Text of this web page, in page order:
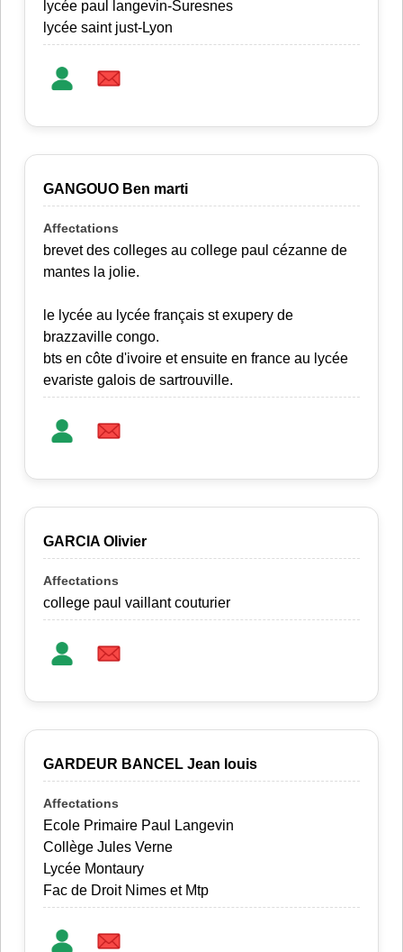
lycée paul langevin-Suresnes
lycée saint just-Lyon
GANGOUO Ben marti
brevet des colleges au college paul cézanne de
mantes la jolie.
le lycée au lycée français st exupery de
brazzaville congo.
bts en côte d'ivoire et ensuite en france au lycée
evariste galois de sartrouville.
GARCIA Olivier
college paul vaillant couturier
GARDEUR BANCEL Jean louis
Ecole Primaire Paul Langevin
Collège Jules Verne
Lycée Montaury
Fac de Droit Nimes et Mtp